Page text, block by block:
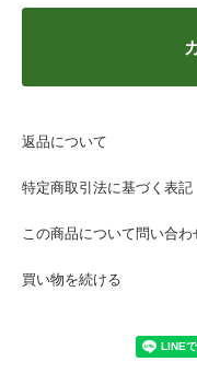
返品について
特定商取引法に基づく表記
この商品について問い合わ
買い物を続ける